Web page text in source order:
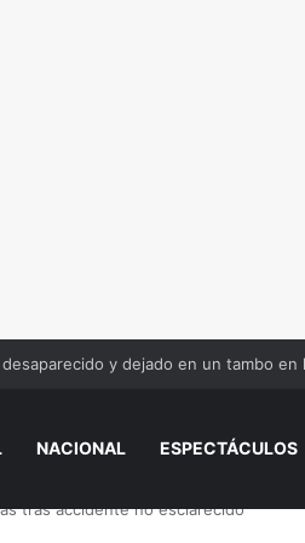
y dejado en un tambo en
NACIONAL ESPECTÁCULOS
tras accidente no esclarecido